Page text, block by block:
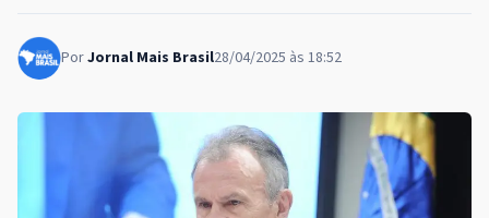
PorJornal Mais Brasil28/04/2025 às 18:52